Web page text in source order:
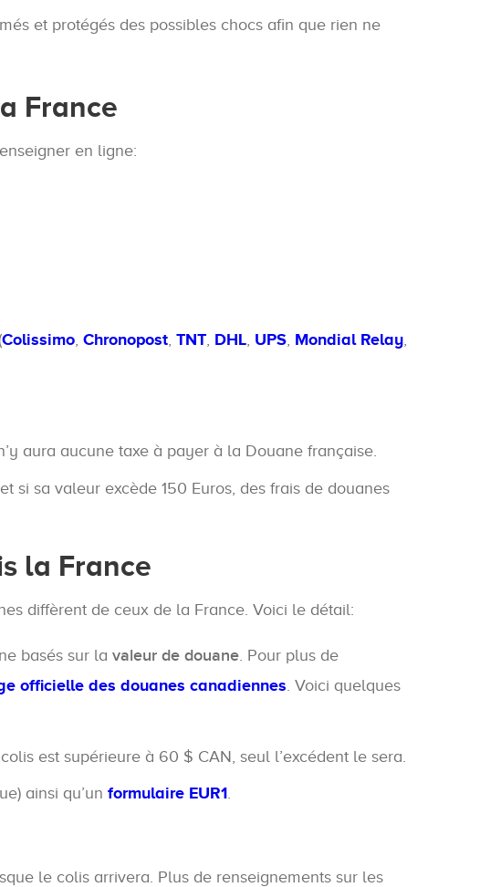
et protégés des possibles chocs afin que rien ne
France
en ligne:
Colissimo, Chronopost, TNT, DHL, UPS, Mondial Relay,
aura aucune taxe à payer à la Douane française.
si sa valeur excède 150 Euros, des frais de douanes
la France
diffèrent de ceux de la France. Voici le détail:
basés sur la valeur de douane. Pour plus de
officielle des douanes canadiennes. Voici quelques
est supérieure à 60 $ CAN, seul l’excédent le sera.
ainsi qu’un formulaire EUR1.
le colis arrivera. Plus de renseignements sur les